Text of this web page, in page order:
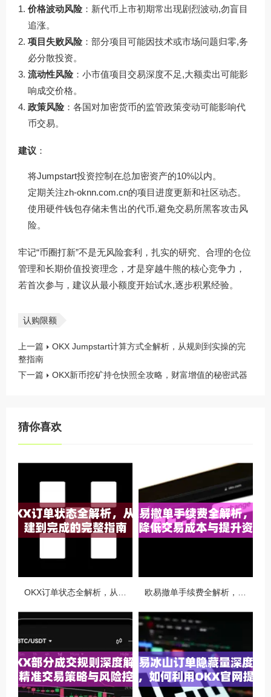
价格波动风险：新代币上市初期常出现剧烈波动,勿盲目
追涨。
项目失败风险：部分项目可能因技术或市场问题归零,务
必分散投资。
流动性风险：小市值项目交易深度不足,大额卖出可能影
响成交价格。
政策风险：各国对加密货币的监管政策变动可能影响代
币交易。
建议 ：
将Jumpstart投资控制在总加密资产的10%以内。
定期关注zh-oknn.com.cn的项目进度更新和社区动态。
使用硬件钱包存储未售出的代币,避免交易所黑客攻击风
险。
牢记“币圈打新”不是无风险套利，扎实的研究、合理的仓位
管理和长期价值投资理念，才是穿越牛熊的核心竞争力，
若首次参与，建议从最小额度开始试水,逐步积累经验。
认购限额
上一篇
OKX Jumpstart计算方式全解析，从规则到实操的完
整指南
下一篇
OKX新币挖矿持仓快照全攻略，财富增值的秘密武器
猜你喜欢